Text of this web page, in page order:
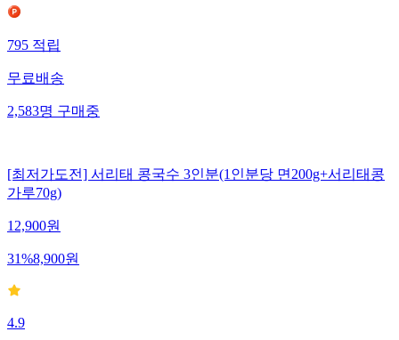
795적립
무료배송
2,583명구매중
[최저가도전] 서리태 콩국수 3인분(1인분당 면200g+서리태콩
가루70g)
12,900원
31%8,900원
4.9